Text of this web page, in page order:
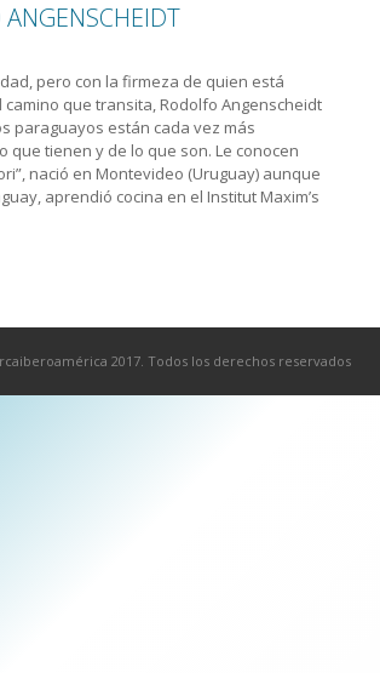
pero con la firmeza de quien está
camino que transita, Rodolfo Angenscheidt
paraguayos están cada vez más
que tienen y de lo que son. Le conocen
nació en Montevideo (Uruguay) aunque
aprendió cocina en el Institut Maxim’s
2017. Todos los derechos reservados